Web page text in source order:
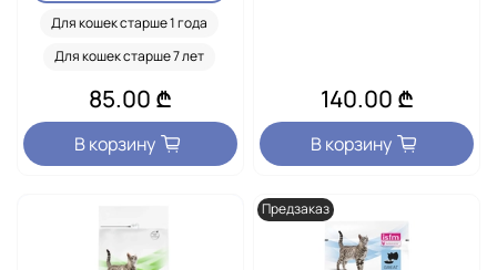
Для кошек старше 1 года
Для кошек старше 7 лет
85.00 ₾
В корзину
140.00 ₾
В корзину
Предзаказ